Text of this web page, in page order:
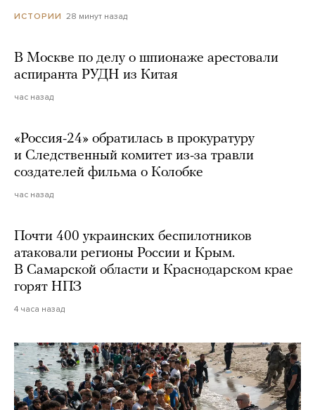
ИСТОРИИ 28 минут назад
В Москве по делу о шпионаже арестовали
аспиранта РУДН из Китая
час назад
«Россия-24» обратилась в прокуратуру
и Следственный комитет из-за травли
создателей фильма о Колобке
час назад
Почти 400 украинских беспилотников
атаковали регионы России и Крым.
В Самарской области и Краснодарском крае
горят НПЗ
4 часа назад